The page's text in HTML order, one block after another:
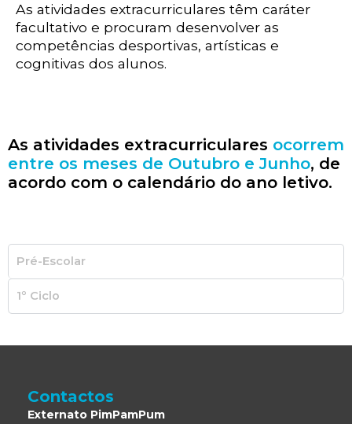
As atividades extracurriculares têm caráter
facultativo e procuram desenvolver as
competências desportivas, artísticas e
cognitivas dos alunos.
As atividades extracurriculares ocorrem
entre os meses de Outubro e Junho, de
acordo com o calendário do ano letivo.
Pré-Escolar
1º Ciclo
Contactos
Externato PimPamPum